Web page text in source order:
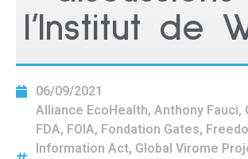
l’Institut de
06/09/2021
Alliance EcoHealth, Anthony Fauci,
FDA, FOIA, Fondation Gates,
Information Act, Global Virome